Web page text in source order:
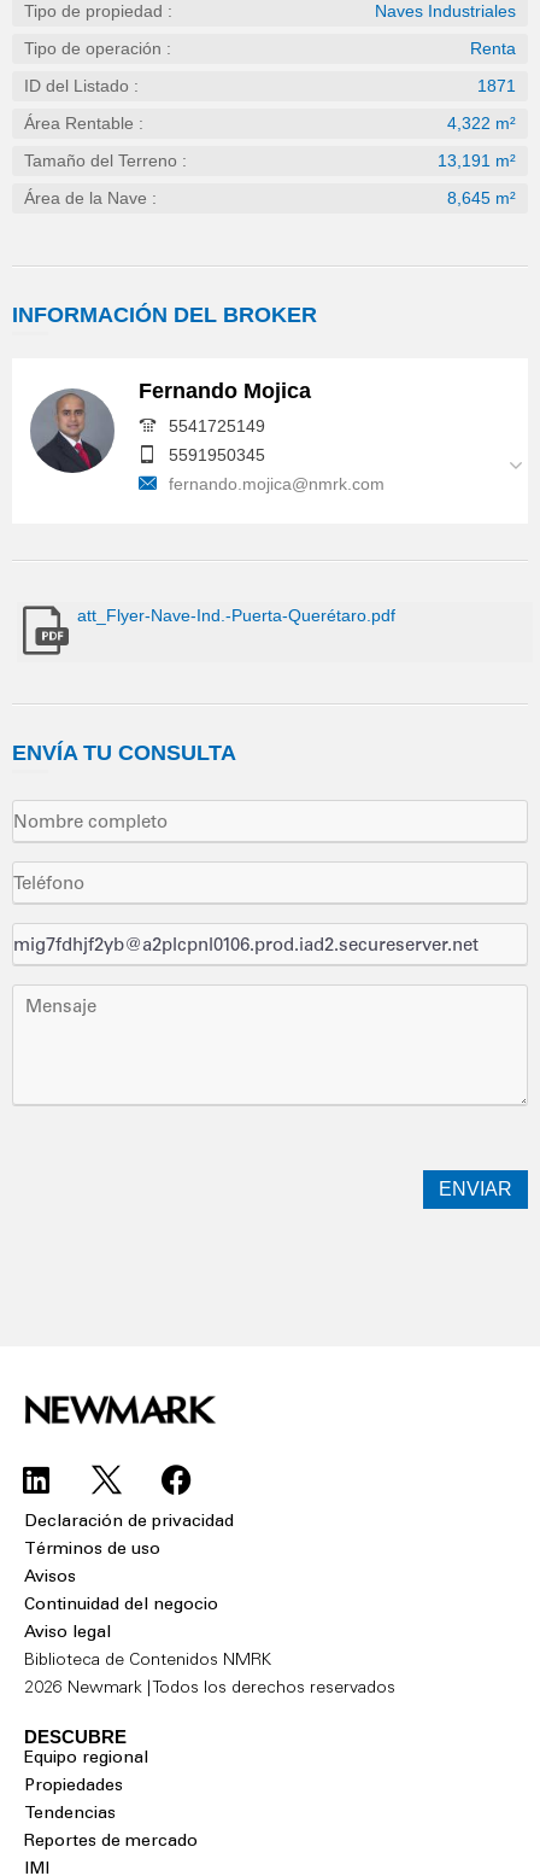
Tipo de propiedad :
Naves Industriales
Tipo de operación :
Renta
ID del Listado :
1871
Área Rentable :
4,322 m²
Tamaño del Terreno :
13,191 m²
Área de la Nave :
8,645 m²
INFORMACIÓN DEL BROKER
Fernando Mojica
5541725149
5591950345
fernando.mojica@nmrk.com
att_Flyer-Nave-Ind.-Puerta-Querétaro.pdf
ENVÍATU CONSULTA
Declaración de privacidad
Términos de uso
Avisos
Continuidad del negocio
Aviso legal
Biblioteca de Contenidos NMRK
2026 Newmark | Todos los derechos reservados
DESCUBRE
Equipo regional
Propiedades
Tendencias
Reportes de mercado
IMI